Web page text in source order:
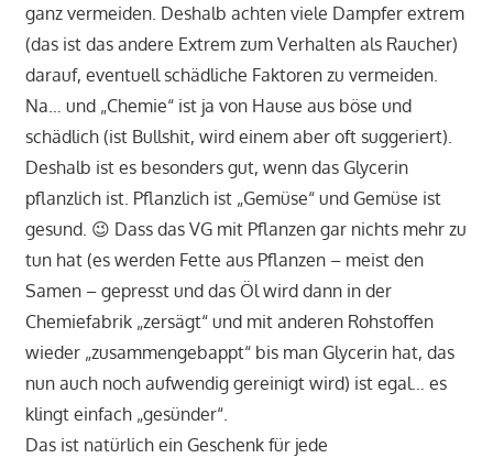
ganz vermeiden. Deshalb achten viele Dampfer extrem
(das ist das andere Extrem zum Verhalten als Raucher)
darauf, eventuell schädliche Faktoren zu vermeiden.
Na… und „Chemie“ ist ja von Hause aus böse und
schädlich (ist Bullshit, wird einem aber oft suggeriert).
Deshalb ist es besonders gut, wenn das Glycerin
pflanzlich ist. Pflanzlich ist „Gemüse“ und Gemüse ist
gesund. 😉 Dass das VG mit Pflanzen gar nichts mehr zu
tun hat (es werden Fette aus Pflanzen – meist den
Samen – gepresst und das Öl wird dann in der
Chemiefabrik „zersägt“ und mit anderen Rohstoffen
wieder „zusammengebappt“ bis man Glycerin hat, das
nun auch noch aufwendig gereinigt wird) ist egal… es
klingt einfach „gesünder“.
Das ist natürlich ein Geschenk für jede